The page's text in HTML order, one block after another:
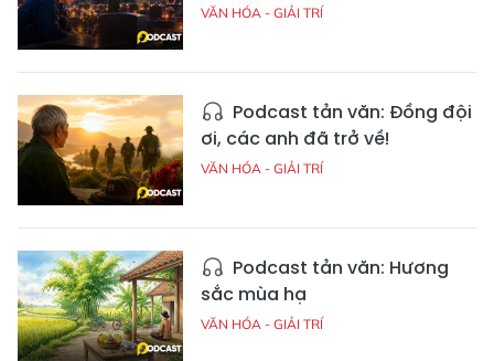
VĂN HÓA - GIẢI TRÍ
Podcast tản văn: Đồng đội
ơi, các anh đã trở về!
VĂN HÓA - GIẢI TRÍ
Podcast tản văn: Hương
sắc mùa hạ
VĂN HÓA - GIẢI TRÍ